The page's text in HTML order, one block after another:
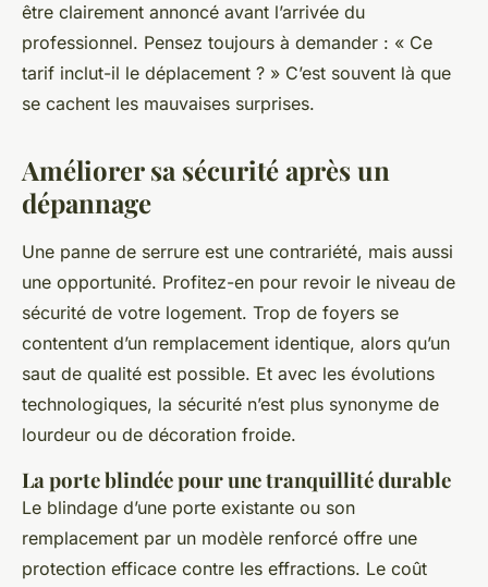
être clairement annoncé avant l’arrivée du
professionnel. Pensez toujours à demander : « Ce
tarif inclut-il le déplacement ? » C’est souvent là que
se cachent les mauvaises surprises.
Améliorer sa sécurité après un
dépannage
Une panne de serrure est une contrariété, mais aussi
une opportunité. Profitez-en pour revoir le niveau de
sécurité de votre logement. Trop de foyers se
contentent d’un remplacement identique, alors qu’un
saut de qualité est possible. Et avec les évolutions
technologiques, la sécurité n’est plus synonyme de
lourdeur ou de décoration froide.
La porte blindée pour une tranquillité durable
Le blindage d’une porte existante ou son
remplacement par un modèle renforcé offre une
protection efficace contre les effractions. Le coût